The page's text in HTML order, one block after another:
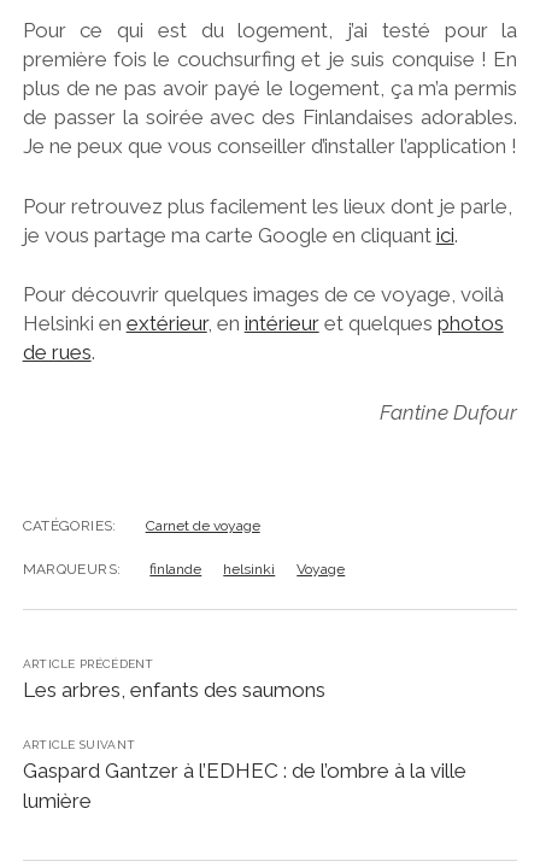
Pour ce qui est du logement, j’ai testé pour la
première fois le couchsurfing et je suis conquise ! En
plus de ne pas avoir payé le logement, ça m’a permis
de passer la soirée avec des Finlandaises adorables.
Je ne peux que vous conseiller d’installer l’application !
Pour retrouvez plus facilement les lieux dont je parle,
je vous partage ma carte Google en cliquant ici.
Pour découvrir quelques images de ce voyage, voilà
Helsinki en extérieur, en intérieuret quelques photos
de rues.
Fantine Dufour
CATÉGORIES: Carnet de voyage
MARQUEURS: finlande helsinki Voyage
ARTICLE PRÉCÉDENT
Les arbres, enfants des saumons
ARTICLE SUIVANT
Gaspard Gantzer à l’EDHEC : de l’ombre à la ville
lumière